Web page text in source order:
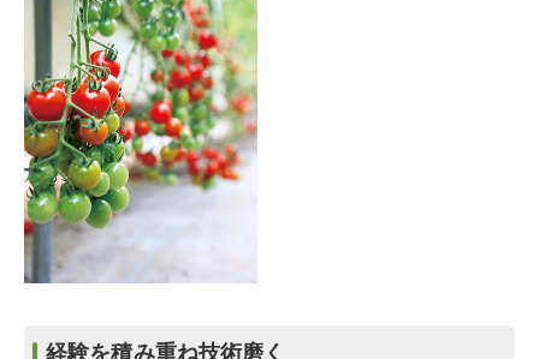
経験を積み重ね技術磨く